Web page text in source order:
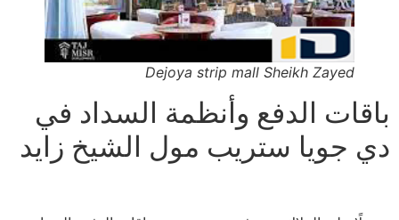
Dejoya strip mall Sheikh Zayed
باقات الدفع وأنظمة السداد في
دي جويا ستريب مول الشيخ زايد